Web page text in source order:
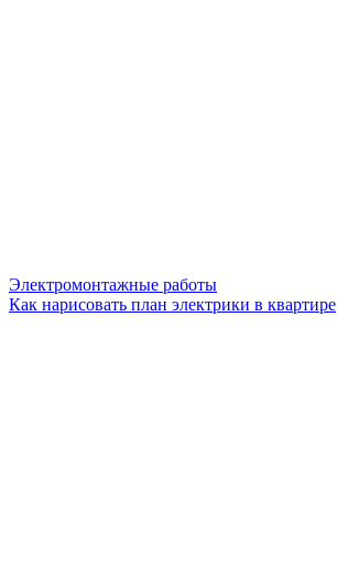
Электромонтажные работы
Как нарисовать план электрики в квартире